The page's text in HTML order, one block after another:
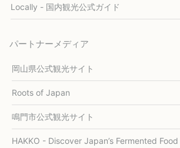
Locally - 国内観光公式ガイド
パートナーメディア
岡山県公式観光サイト
Roots of Japan
鳴門市公式観光サイト
HAKKO - Discover Japan’s Fermented